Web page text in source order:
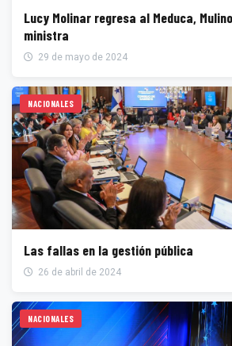
Lucy Molinar regresa al Meduca,
ministra
29 de mayo de 2024
NACIONALES
Las fallas en la gestión pública
26 de abril de 2024
NACIONALES